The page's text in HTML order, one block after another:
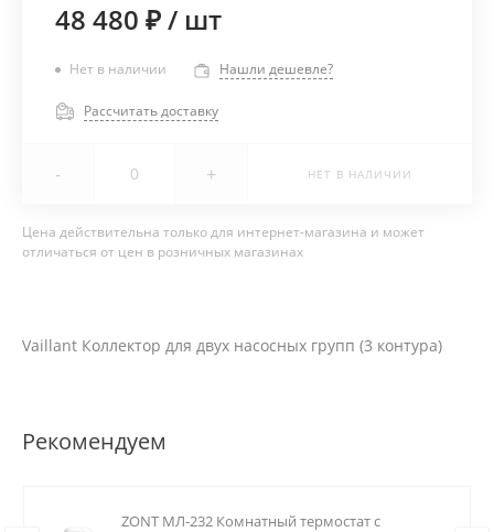
48 480 ₽/ шт
Нет в наличии Нашли дешевле?
Рассчитать доставку
- + НЕТ В НАЛИЧИИ
Цена действительна только для интернет-магазина и может
отличаться от цен в розничных магазинах
Vaillant Коллектор для двух насосных групп (3 контура)
Рекомендуем
ZONT МЛ-232 Комнатный термостат с